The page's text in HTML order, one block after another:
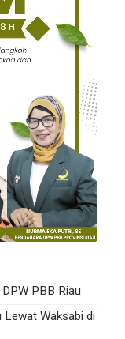
PBB Riau
Lewat Waksabi di